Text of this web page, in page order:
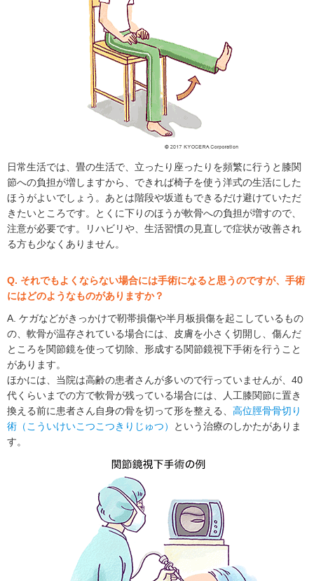
日常生活では、畳の生活で、立ったり座ったりを頻繁に行うと膝関
節への負担が増しますから、できれば椅子を使う洋式の生活にした
ほうがよいでしょう。あとは階段や坂道もできるだけ避けていただ
きたいところです。とくに下りのほうが軟骨への負担が増すので、
注意が必要です。リハビリや、生活習慣の見直しで症状が改善され
る方も少なくありません。
Q. それでもよくならない場合には手術になると思うのですが、手術
にはどのようなものがありますか？
A. ケガなどがきっかけで靭帯損傷や半月板損傷を起こしているもの
の、軟骨が温存されている場合には、皮膚を小さく切開し、傷んだ
ところを関節鏡を使って切除、形成する関節鏡視下手術を行うこと
があります。
ほかには、当院は高齢の患者さんが多いので行っていませんが、40
代くらいまでの方で軟骨が残っている場合には、人工膝関節に置き
換える前に患者さん自身の骨を切って形を整える、 高位脛骨骨切り
術（こういけいこつこつきりじゅつ）
という治療のしかたがありま
す。